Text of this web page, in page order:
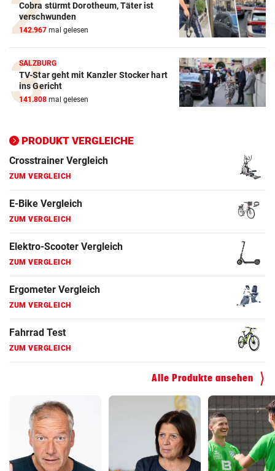
Cobra stürmt Dorotheum, Täter ist
verschwunden
142.967 mal gelesen
SALZBURG
TV-Star geht mit Kanzler Stocker hart
ins Gericht
141.808 mal gelesen
PRODUKT VERGLEICHE
ZUM VERGLEICH
E-Bike Vergleich
Elektro-Scooter Vergleich
ZUM VERGLEICH
ZUM VERGLEICH
Fahrrad Test
ZUM VERGLEICH
Fahrradanhänger Vergleich
ZUM VERGLEICH
Faszienrolle Vergleich
ZUM VERGLEICH
Hoverboard Vergleich
ZUM VERGLEICH
Kinderfahrrad Vergleich
ZUM VERGLEICH
Alle Produkte ansehen